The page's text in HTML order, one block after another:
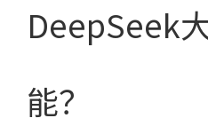
DeepSeek
能？